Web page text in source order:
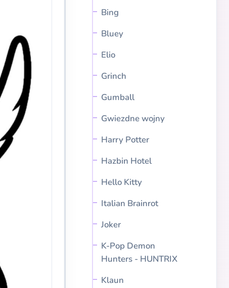
Bing
Bluey
Elio
Grinch
Gumball
Gwiezdne wojny
Harry Potter
Hazbin Hotel
Hello Kitty
Italian Brainrot
Joker
K-Pop Demon
Hunters - HUNTRIX
Klaun